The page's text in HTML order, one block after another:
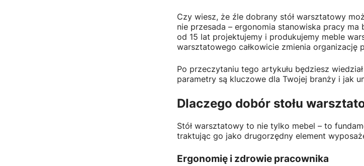
Czy wiesz, że źle dobrany stół warsztatowy
nie przesada – ergonomia stanowiska pracy
od 15 lat projektujemy i produkujemy meble
warsztatowego całkowicie zmienia organizację
Po przeczytaniu tego artykułu będziesz
parametry są kluczowe dla Twojej branży i jak
Dlaczego dobór stołu
Stół warsztatowy to nie tylko mebel – to
traktując go jako drugorzędny element
Ergonomię i zdrowie pracownika